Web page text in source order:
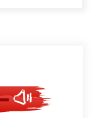
Martxa ospatuko